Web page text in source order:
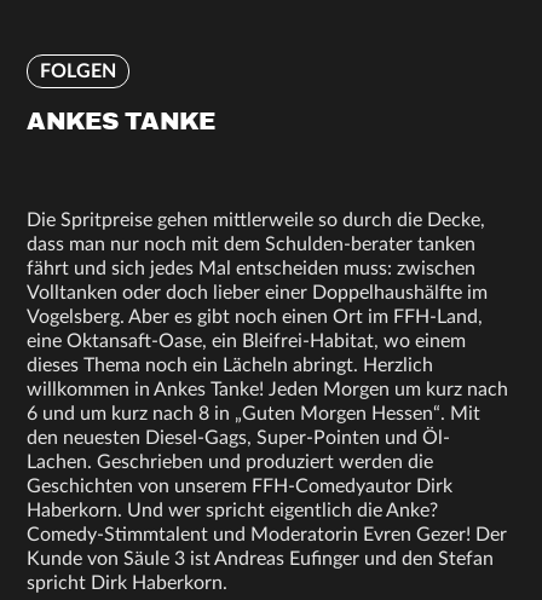
FOLGEN
ANKES TANKE
Die Spritpreise gehen mittlerweile so durch die Decke,
dass man nur noch mit dem Schulden-berater tanken
fährt und sich jedes Mal entscheiden muss: zwischen
Volltanken oder doch lieber einer Doppelhaushälfte im
Vogelsberg. Aber es gibt noch einen Ort im FFH-Land,
eine Oktansaft-Oase, ein Bleifrei-Habitat, wo einem
dieses Thema noch ein Lächeln abringt. Herzlich
willkommen in Ankes Tanke! Jeden Morgen um kurz nach
6 und um kurz nach 8 in „Guten Morgen Hessen“. Mit
den neuesten Diesel-Gags, Super-Pointen und Öl-
Lachen. Geschrieben und produziert werden die
Geschichten von unserem FFH-Comedyautor Dirk
Haberkorn. Und wer spricht eigentlich die Anke?
Comedy-Stimmtalent und Moderatorin Evren Gezer! Der
Kunde von Säule 3 ist Andreas Eufinger und den Stefan
spricht Dirk Haberkorn.